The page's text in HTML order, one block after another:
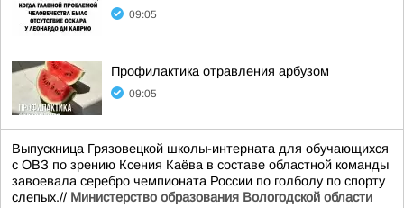
09:05
Профилактика отравления арбузом
09:05
Выпускница Грязовецкой школы-интерната для обучающихся
с ОВЗ по зрению Ксения Каёва в составе областной команды
завоевала серебро чемпионата России по голболу по спорту
слепых.// Министерство образования Вологодской области